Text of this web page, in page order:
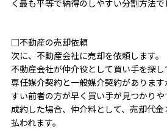
く最も平等で納得のしやすい分割方法で
□不動産の売却依頼
次に、不動産会社に売却を依頼します。
不動産会社が仲介役として買い手を探し
専任媒介契約と一般媒介契約がありま
すい前者の方が早く買い手が見つかりや
成約した場合、仲介料として、売却代
払われます。